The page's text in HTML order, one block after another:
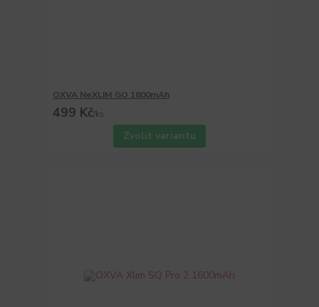
OXVA NeXLIM GO 1800mAh
499 Kč/ks
Zvolit variantu